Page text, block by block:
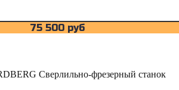
75 500 руб